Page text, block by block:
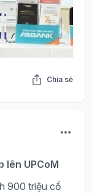
Chia sẻ
lên UPCoM
900 triệu cổ